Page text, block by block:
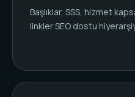
Başlıklar, SSS, hizmet
linkler SEO dostu